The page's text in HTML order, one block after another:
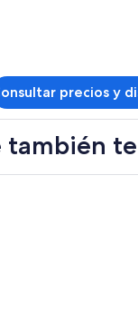
precios y
también